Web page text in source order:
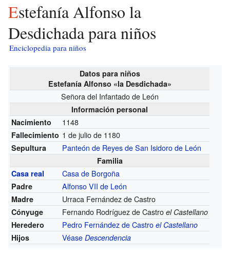
Estefanía Alfonso la
Desdichada para niños
Enciclopedia para niños
Datos para niños
Estefanía Alfonso «la Desdichada»
Señora del Infantado de León
Información personal
Nacimiento
1148
Fallecimiento 1 de julio de 1180
Sepultura Panteón de Reyes de San Isidoro de León
Familia
Casa real
Casa de Borgoña
Padre Alfonso VII de León
Madre Urraca Fernández de Castro
Cónyuge Fernando Rodríguez de Castroel Castellano
Heredero
Pedro Fernández de Castroel Castellano
Hijos
VéaseDescendencia